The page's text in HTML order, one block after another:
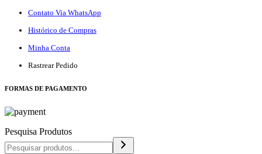
Contato Via WhatsApp
Histórico de Compras
Minha Conta
Rastrear Pedido
FORMAS DE PAGAMENTO
Pesquisa Produtos